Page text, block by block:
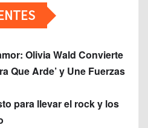
Olivia Wald Convierte
Que Arde’ y Une Fuerzas
para llevar el rock y los